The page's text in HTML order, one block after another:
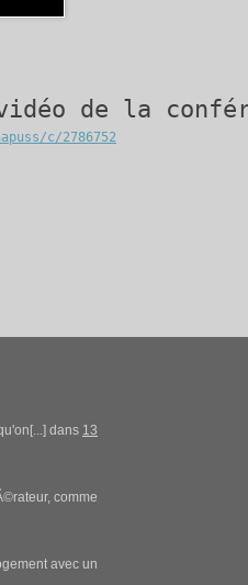
de la
c/2786752
dans 13
comme
avec un